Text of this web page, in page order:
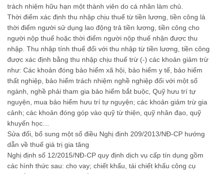
trách nhiệm hữu hạn một thành viên do cá nhân làm chủ.
Thời điểm xác định thu nhập chịu thuế từ tiền lương, tiền công là
thời điểm người sử dụng lao động trả tiền lương, tiền công cho
người nộp thuế hoặc thời điểm người nộp thuế nhận được thu
nhập. Thu nhập tính thuế đối với thu nhập từ tiền lương, tiền công
được xác định bằng thu nhập chịu thuế trừ (-) các khoản giảm trừ
như: Các khoản đóng bảo hiểm xã hội, bảo hiểm y tế, bảo hiểm
thất nghiệp, bảo hiểm trách nhiệm nghề nghiệp đối với một số
ngành, nghề phải tham gia bảo hiểm bắt buộc, Quỹ hưu trí tự
nguyện, mua bảo hiểm hưu trí tự nguyện; các khoản giảm trừ gia
cảnh; các khoản đóng góp vào quỹ từ thiện, quỹ nhân đạo, quỹ
khuyến học…
Sửa đổi, bổ sung một số điều Nghị định 209/2013/NĐ-CP hướng
dẫn về thuế giá trị gia tăng
Nghị định số 12/2015/NĐ-CP quy định dịch vụ cấp tín dụng gồm
các hình thức sau: cho vay; chiết khấu, tái chiết khấu công cụ